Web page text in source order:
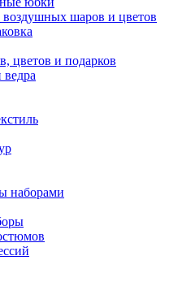
воздушных шаров и цветов
цветов и подарков
наборами